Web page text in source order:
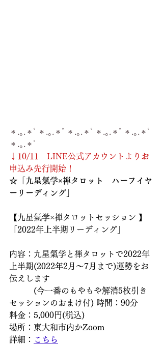
＊.｡.＊ﾟ＊.｡.＊ﾟ＊.｡.＊ﾟ＊.｡.＊ﾟ＊.｡.＊ﾟ
＊.｡.＊ﾟ
↓10/11　LINE公式アカウントよりお
申込み先行開始！
☆「九星氣学×禅タロット　ハーフイヤ
ーリーディング」
【九星氣学×禅タロットセッション 】
「2022年上半期リーディング」
内容：九星氣学と禅タロットで2022年
上半期(2022年2月～7月まで)運勢をお
伝えします
(今一番のもやもや解消5枚引き
セッションのおまけ付) 時間：90分
料金：5,000円(税込)
場所：東大和市内かZoom
詳細：
こちら